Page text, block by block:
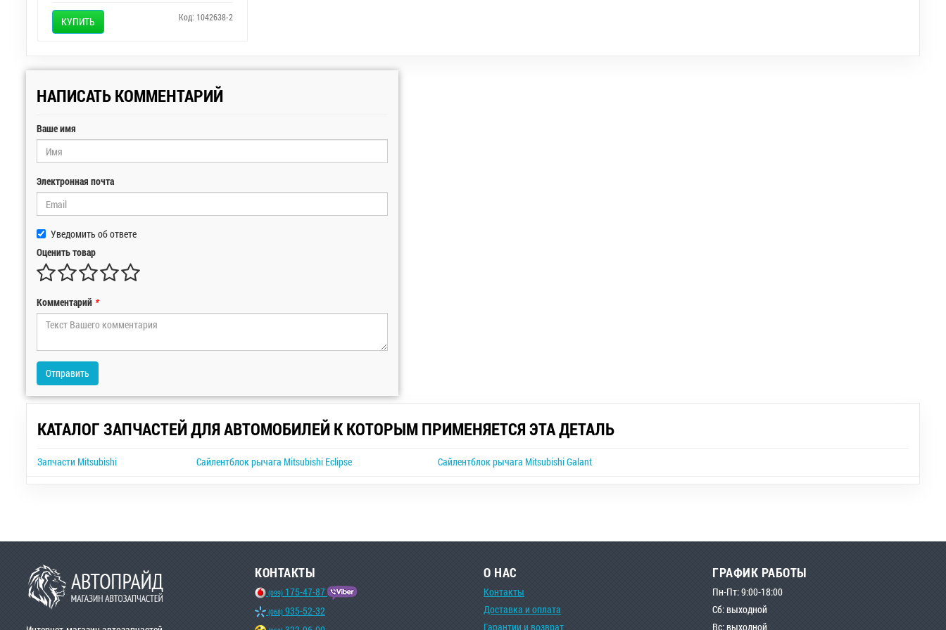
КУПИТЬ Код: 1042638-2
НАПИСАТЬ КОММЕНТАРИЙ
Ваше имя
Электронная почта
Уведомить об ответе
Оценить товар
Комментарий *
Отправить
КАТАЛОГ ЗАПЧАСТЕЙ ДЛЯ АВТОМОБИЛЕЙ К КОТОРЫМ ПРИМЕНЯЕТСЯ ЭТА ДЕТАЛЬ
Запчасти Mitsubishi Сайлентблок рычага Mitsubishi Eclipse Сайлентблок рычага Mitsubishi Galant
КОНТАКТЫ
(099) 175-47-87
(068) 935-52-32
О НАС
Контакты
Доставка и оплата
Гарантии и возврат
ГРАФИК РАБОТЫ
Пн-Пт: 9:00-18:00
Сб: выходной
Вс: выходной